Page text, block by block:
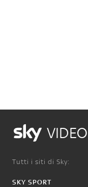
VIDEO
Tutti i siti di Sky:
SKY SPORT